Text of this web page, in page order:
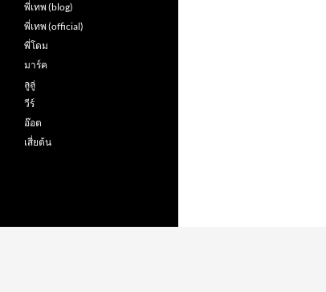
พี่เทพ (blog)
พี่เทพ (official)
พี่โดม
มาร์ค
ลูลู่
วีร์
อ๊อต
เสี่ยต้น